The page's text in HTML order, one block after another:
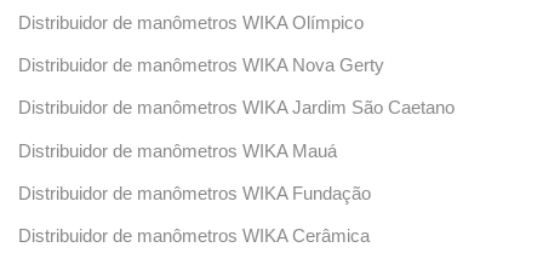
Distribuidor de manômetros WIKA Olímpico
Distribuidor de manômetros WIKA Nova Gerty
Distribuidor de manômetros WIKA Jardim São Caetano
Distribuidor de manômetros WIKA Mauá
Distribuidor de manômetros WIKA Fundação
Distribuidor de manômetros WIKA Cerâmica